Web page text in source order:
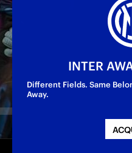
INTER
Different Fields. Same
Away.